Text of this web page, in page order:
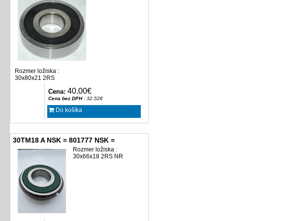
Rozmer ložiska :
30x80x21 2RS
Cena: 40.00€
Cena bez DPH: 32.52€
Do košíka
30TM18 A NSK = 801777 NSK =
Rozmer ložiska :
30x66x18 2RS NR